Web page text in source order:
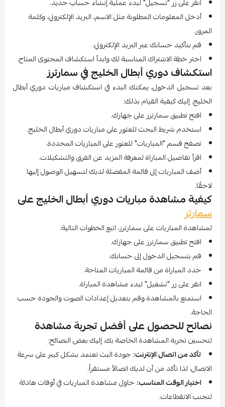
انقر على زر "تسجيل" لبدء عملية إنشاء حساب جديد.
أدخل المعلومات المطلوبة مثل الاسم، البريد الإلكتروني، وكلمة
المرور.
قم بتأكيد حسابك عبر البريد الإلكتروني.
اختر خطة الاشتراك المناسبة لك وابدأ استكشاف المحتوى المتاح.
استكشاف دوري أبطال الخليج في سمارترز
بعد تسجيل الدخول، يمكنك البدء في استكشاف مباريات دوري أبطال
الخليج. إليك كيفية القيام بذلك:
افتح تطبيق سمارترز على جهازك.
استخدم شريط البحث للعثور على مباريات دوري أبطال الخليج.
تصفح قسم "المباريات" للعثور على المباريات المحددة.
اقرأ تفاصيل المباراة لمعرفة المزيد عن الفرق والتشكيلات.
أضف المباريات إلى قائمة المفضلة لديك لتسهيل الوصول إليها
لاحقًا.
كيفية مشاهدة مباريات دوري أبطال الخليج على
سمارتز
لمشاهدة المباريات على سمارترز، اتبع الخطوات التالية:
افتح تطبيق سمارترز على جهازك.
قم بتسجيل الدخول إلى حسابك.
حدد المباراة من قائمة المباريات المتاحة.
انقر على زر "تشغيل" لبدء مشاهدة المباراة.
استمتع بالمشاهدة وقم بتعديل إعدادات الصوت والجودة حسب
الحاجة.
نصائح للحصول على أفضل تجربة مشاهدة
لتحسين تجربة المشاهدة الخاصة بك، إليك بعض النصائح:
تأكد من اتصال الإنترنت: جودة البث تعتمد بشكل كبير على سرعة
الاتصال، لذا تأكد من أن لديك اتصالاً مستقراً.
اختيار الوقت المناسب: حاول مشاهدة المباريات في أوقات هادئة
لتجنب الانقطاعات.